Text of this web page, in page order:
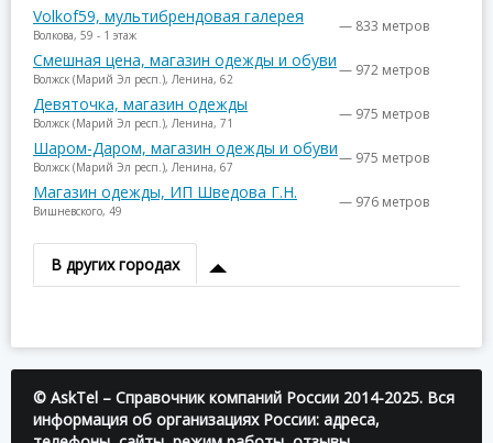
Volkof59, мультибрендовая галерея
Волкова, 59 - 1 этаж — 833 метров
Смешная цена, магазин одежды и обуви
Волжск (Марий Эл респ.), Ленина, 62 — 972 метров
Девяточка, магазин одежды
Волжск (Марий Эл респ.), Ленина, 71 — 975 метров
Шаром-Даром, магазин одежды и обуви
Волжск (Марий Эл респ.), Ленина, 67 — 975 метров
Магазин одежды, ИП Шведова Г.Н.
Вишневского, 49 — 976 метров
В других городах
© AskTel – Справочник компаний России 2014-2025. Вся
информация об организациях России: адреса,